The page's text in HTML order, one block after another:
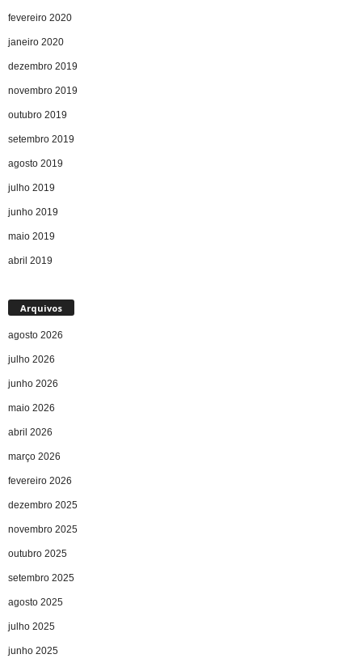
fevereiro 2020
janeiro 2020
dezembro 2019
novembro 2019
outubro 2019
setembro 2019
agosto 2019
julho 2019
junho 2019
maio 2019
abril 2019
Arquivos
agosto 2026
julho 2026
junho 2026
maio 2026
abril 2026
março 2026
fevereiro 2026
dezembro 2025
novembro 2025
outubro 2025
setembro 2025
agosto 2025
julho 2025
junho 2025